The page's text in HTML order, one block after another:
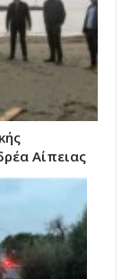
Αίπειας